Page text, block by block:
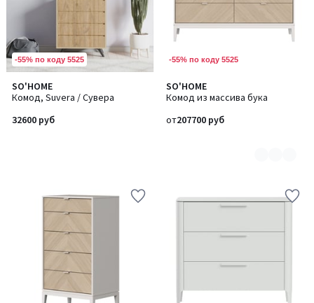
-55% по коду 5525
SO'HOME
Комод, Suvera / Сувера
32600 руб
-55% по коду 5525
SO'HOME
Комод из массива бука
от207700 руб
Количество
цветов: